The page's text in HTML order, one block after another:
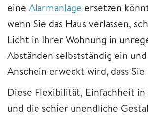
eine Alarmanlage ersetzen
wenn Sie das Haus verlassen,
Licht in Ihrer Wohnung in
Abständen selbstständig ein und
Anschein erweckt wird, dass Sie
Diese Flexibilität, Einfachheit
und die schier unendliche